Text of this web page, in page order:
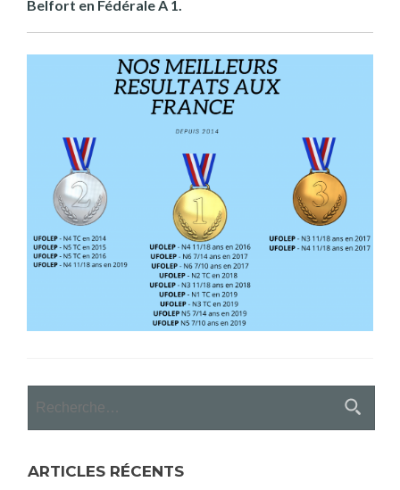
Belfort en Fédérale A 1.
ARTICLES RÉCENTS